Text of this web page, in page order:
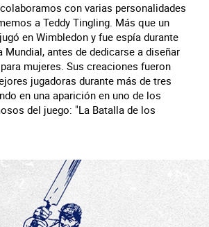
con varias personalidades
a Teddy Tingling. Más que un
en Wimbledon y fue espía durante
Mundial, antes de dedicarse a diseñar
mujeres. Sus creaciones fueron
jugadoras durante más de tres
en una aparición en uno de los
del juego: "La Batalla de los